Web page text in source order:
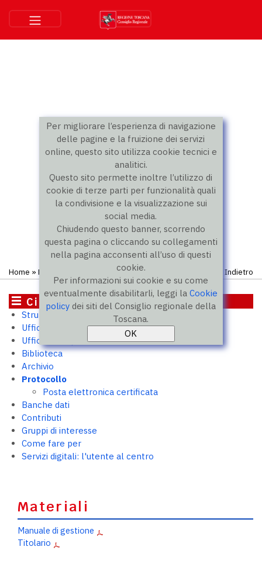
Per migliorare l’esperienza di navigazione
delle pagine e la fruizione dei servizi
online, questo sito utilizza cookie tecnici e
analitici.
Questo sito permette inoltre l’utilizzo di
cookie di terze parti per funzionalità quali
la condivisione e la visualizzazione sui
social media.
Chiudendo questo banner, scorrendo
questa pagina o cliccando su collegamenti
nella pagina acconsenti all’uso di questi
cookie.
Per informazioni sui cookie e su come
eventualmente disabilitarli, leggi laCookie
policy dei siti del Consiglio regionale della
Toscana.
Home » Protocollo Indietro
Cittadini
Struttura e uffici
Ufficio relazioni con il pubblico
Ufficio stampa
Biblioteca
Archivio
Protocollo
Posta elettronica certificata
Banche dati
Contributi
Gruppi di interesse
Come fare per
Servizi digitali: l'utente al centro
Materiali
Manuale di gestione
Titolario